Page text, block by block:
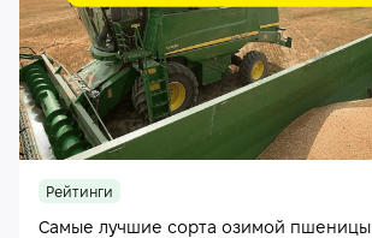
Рейтинги
Самые лучшие сорта озимой пшеницы